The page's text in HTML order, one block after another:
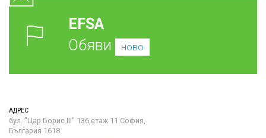
EFSA
Обяви
ново
АДРЕС
бул. "Цар Борис III" 136,етаж 11 София,
България 1618